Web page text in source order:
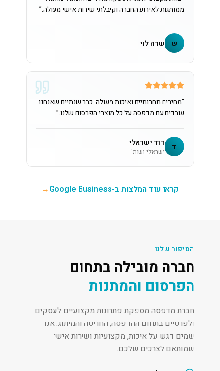
ממותגות לאירוע החברה וקיבלתי שירות אישי מעולה.”
ש שרה לוי
“מחירים תחרותיים ואיכות מעולה. כבר שנתיים שאנחנו
עובדים עם מדפסה על כל מוצרי הפרסום שלנו.”
ד דוד ישראלי
ישראלי ושות'
קראו עוד המלצות ב-Google Business →
הסיפור שלנו
חברה מובילה בתחום
הפרסום והמתנות
חברת מדפסה מספקת פתרונות מקצועיים לעסקים
ולפרטיים בתחום ההדפסה, החריטה והמיתוג. אנו
שמים דגש על איכות, מקצועיות ושירות אישי
שמותאם לצרכים שלכם.